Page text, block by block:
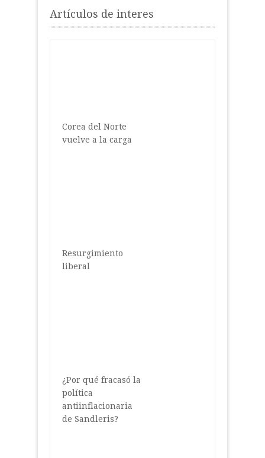
Artículos de interes
Corea del Norte
vuelve a la carga
Resurgimiento
liberal
¿Por qué fracasó la
política
antiinflacionaria
de Sandleris?